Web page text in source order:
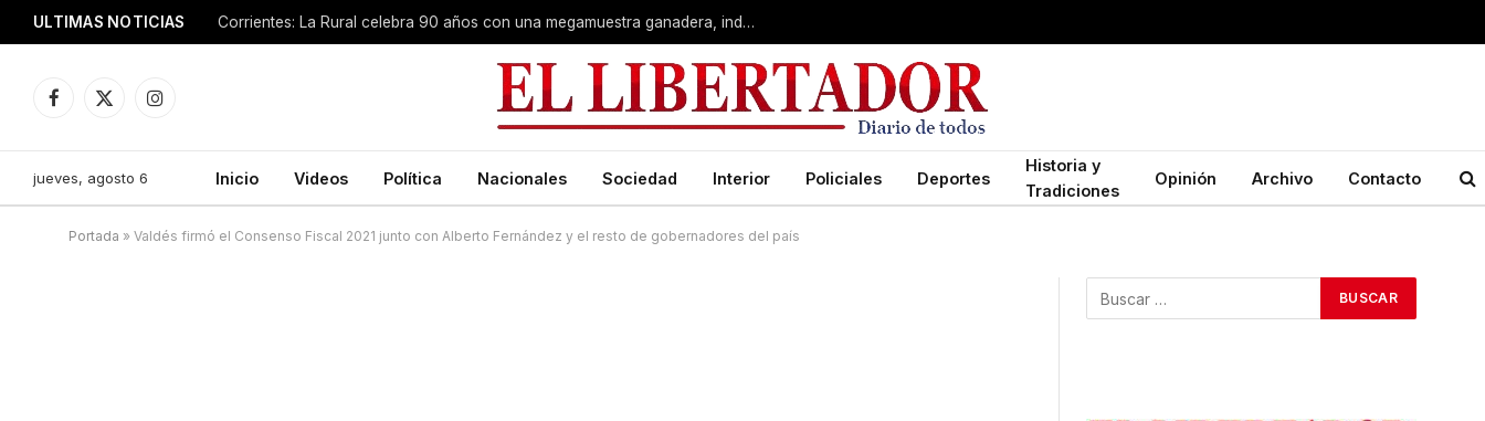
ULTIMAS NOTICIAS Corrientes: La Rural celebra 90 años con una megamuestra ganadera, industrial y artística
Facebook
X
Instagram
jueves, agosto 6 Inicio Videos Política Nacionales Sociedad Interior Policiales Deportes
Historia y
Tradiciones
Opinión Archivo Contacto
Portada » Valdés firmó el Consenso Fiscal 2021 junto con Alberto Fernández y el resto de gobernadores del país